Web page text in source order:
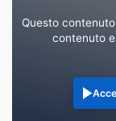
Questo
contenuto